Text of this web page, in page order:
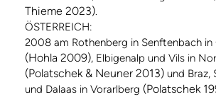
Thieme 2023).
ÖSTERREICH:
2008 am Rothenberg in Senftenbach
(Hohla 2009), Elbigenalp und Vils in
(Polatschek & Neuner 2013) und Braz,
und Dalaas in Vorarlberg (Polatschek